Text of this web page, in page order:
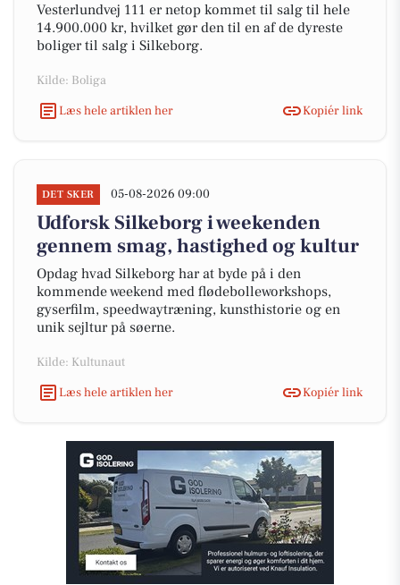
Vesterlundvej 111 er netop kommet til salg til hele
14.900.000 kr, hvilket gør den til en af de dyreste
boliger til salg i Silkeborg.
Kilde: Boliga
Læs hele artiklen her
Kopiér link
DET SKER 05-08-2026 09:00
Udforsk Silkeborg i weekenden
gennem smag, hastighed og kultur
Opdag hvad Silkeborg har at byde på i den
kommende weekend med flødebolleworkshops,
gyserfilm, speedwaytræning, kunsthistorie og en
unik sejltur på søerne.
Kilde: Kultunaut
Læs hele artiklen her
Kopiér link